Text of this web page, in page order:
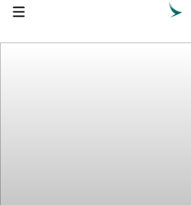
open navigation menu